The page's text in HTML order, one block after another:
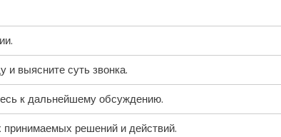
и выясните суть звонка.
к дальнейшему обсуждению.
решений и действий.